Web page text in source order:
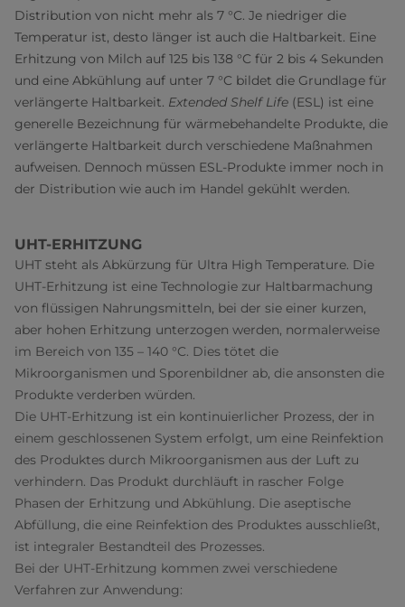
Distribution von nicht mehr als 7 °C. Je niedriger die
Temperatur ist, desto länger ist auch die Haltbarkeit. Eine
Erhitzung von Milch auf 125 bis 138 °C für 2 bis 4 Sekunden
und eine Abkühlung auf unter 7 °C bildet die Grundlage für
verlängerte Haltbarkeit. Extended Shelf Life (ESL) ist eine
generelle Bezeichnung für wärmebehandelte Produkte, die
verlängerte Haltbarkeit durch verschiedene Maßnahmen
aufweisen. Dennoch müssen ESL-Produkte immer noch in
der Distribution wie auch im Handel gekühlt werden.
UHT-ERHITZUNG
UHT steht als Abkürzung für Ultra High Temperature. Die
UHT-Erhitzung ist eine Technologie zur Haltbarmachung
von flüssigen Nahrungsmitteln, bei der sie einer kurzen,
aber hohen Erhitzung unterzogen werden, normalerweise
im Bereich von 135 – 140 °C. Dies tötet die
Mikroorganismen und Sporenbildner ab, die ansonsten die
Produkte verderben würden.
Die UHT-Erhitzung ist ein kontinuierlicher Prozess, der in
einem geschlossenen System erfolgt, um eine Reinfektion
des Produktes durch Mikroorganismen aus der Luft zu
verhindern. Das Produkt durchläuft in rascher Folge
Phasen der Erhitzung und Abkühlung. Die aseptische
Abfüllung, die eine Reinfektion des Produktes ausschließt,
ist integraler Bestandteil des Prozesses.
Bei der UHT-Erhitzung kommen zwei verschiedene
Verfahren zur Anwendung: